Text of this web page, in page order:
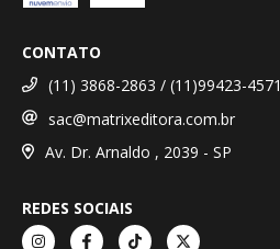
CONTATO
(11) 3868-2863 / (11)99423-4571
sac@matrixeditora.com.br
Av. Dr. Arnaldo , 2039 - SP
REDES SOCIAIS